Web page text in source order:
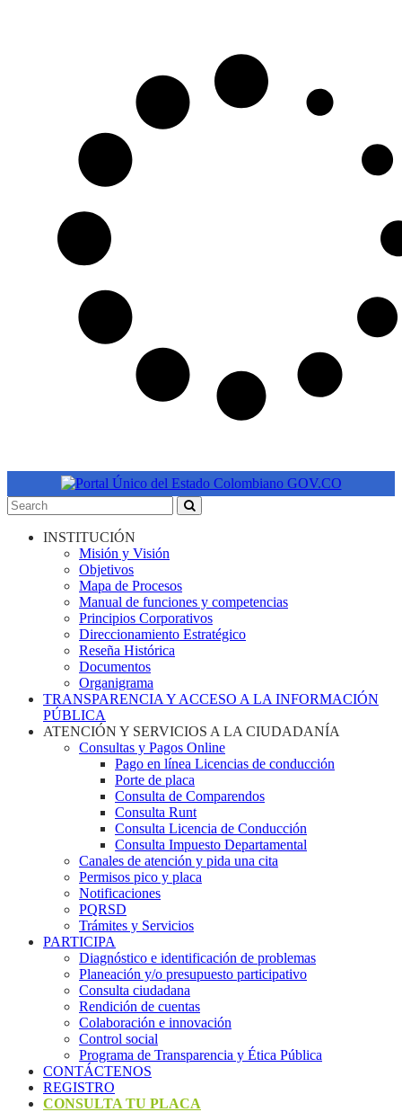
INSTITUCIÓN
Misión y Visión
Objetivos
Mapa de Procesos
Manual de funciones y competencias
Principios Corporativos
Direccionamiento Estratégico
Reseña Histórica
Documentos
Organigrama
TRANSPARENCIA Y ACCESO A LA INFORMACIÓN
PÚBLICA
ATENCIÓN Y SERVICIOS A LA CIUDADANÍA
Consultas y Pagos Online
Pago en línea Licencias de conducción
Porte de placa
Consulta de Comparendos
Consulta Runt
Consulta Licencia de Conducción
Consulta Impuesto Departamental
Canales de atención y pida una cita
Permisos pico y placa
Notificaciones
PQRSD
Trámites y Servicios
PARTICIPA
Diagnóstico e identificación de problemas
Planeación y/o presupuesto participativo​
Consulta ciudadana
Rendición de cuentas
Colaboración e innovación
Control social
Programa de Transparencia y Ética Pública
CONTÁCTENOS
REGISTRO
CONSULTA TU PLACA